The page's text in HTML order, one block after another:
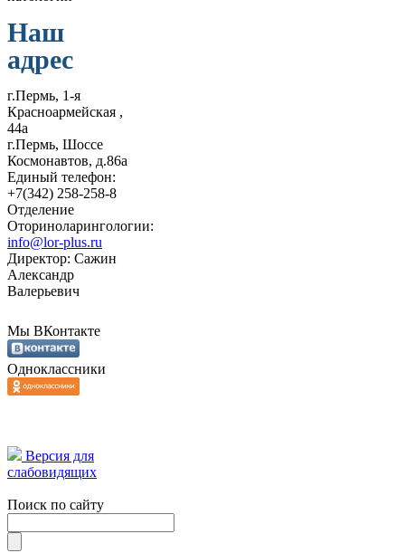
Наш
адрес
г.Пермь, 1-я
Красноармейская ,
44а
г.Пермь, Шоссе
Космонавтов, д.86а
Единый телефон:
+7(342) 258-258-8
Отделение
Оториноларингологии:
info@lor-plus.ru
Директор: Сажин
Александр
Валерьевич
Мы ВКонтакте
Одноклассники
Версия для
слабовидящих
Поиск по сайту